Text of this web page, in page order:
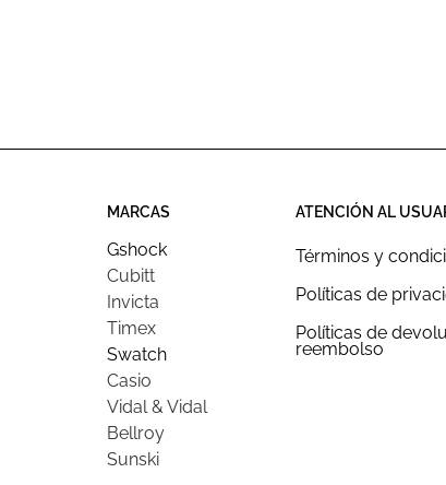
MARCAS
Gshock
Cubitt
Invicta
Timex
Swatch
Casio
Vidal & Vidal
Bellroy
Sunski
ATENCIÓN AL
Términos y
Políticas de
Políticas de
reembolso